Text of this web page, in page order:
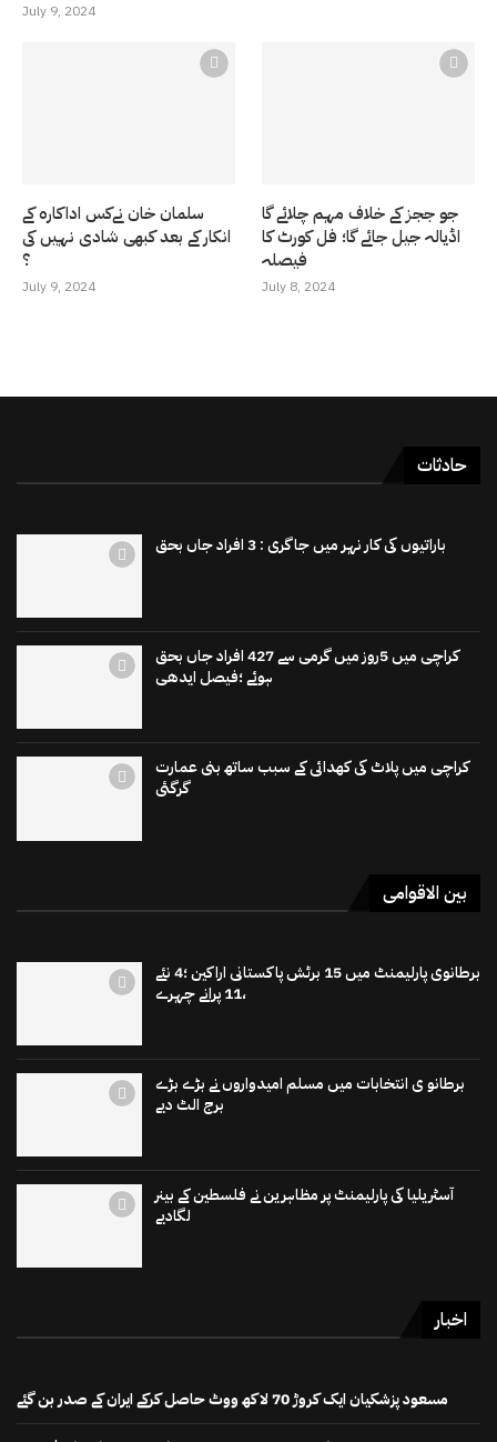
July 9, 2024
سلمان خان نےکس اداکارہ کے
انکار کے بعد کبھی شادی نہیں کی
؟
July 9, 2024
جو ججز کے خلاف مہم چلائے گا
اڈیالہ جیل جائے گا؛ فل کورٹ کا
فیصلہ
July 8, 2024
حادثات
باراتیوں کی کار نہر میں جاگری : 3 افراد جاں بحق
کراچی میں 5روز میں گرمی سے 427 افراد جاں بحق
ہوئے ؛فیصل ایدھی
کراچی میں پلاٹ کی کھدائی کے سبب ساتھ بنی عمارت
گرگئی
بین الاقوامی
برطانوی پارلیمنٹ میں 15 برٹش پاکستانی اراکین ؛4 نئے
،11 پرانے چہرے
برطانو ی انتخابات میں مسلم امیدواروں نے بڑے بڑے
برج الٹ دیے
آسٹریلیا کی پارلیمنٹ پر مظاہرین نے فلسطین کے بینر
لگادیے
اخبار
مسعود پزشکیان ایک کروڑ 70 لاکھ ووٹ حاصل کرکے ایران کے صدر بن گئے